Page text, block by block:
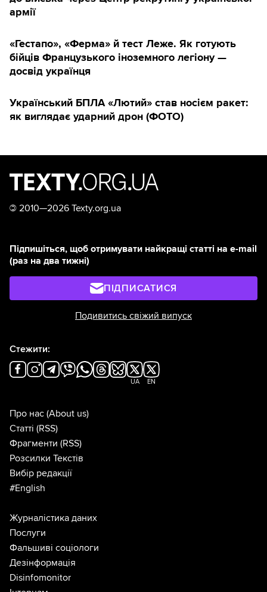
армії
«Гестапо», «Ферма» й тест Леже. Як готують
бійців Французького іноземного легіону —
досвід українця
Український БПЛА «Лютий» став носієм ракет:
як виглядає ударний дрон (ФОТО)
© 2010—2026 Texty.org.ua
Підпишіться, щоб отримувати найкращі статті на e-mail
(раз на два тижні)
ПІДПИСАТИСЯ
Подивитись свіжий випуск
Стежити:
UA EN
Про нас (About us)
Статті (RSS)
Фрагменти (RSS)
Розсилки Текстів
Вибір редакції
#English
Журналістика даних
Послуги
Фальшиві соціологи
Дезінформація
Disinfomonitor